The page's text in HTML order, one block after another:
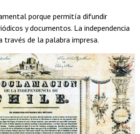
porque permitía difundir
y documentos. La independencia
través de la palabra impresa.